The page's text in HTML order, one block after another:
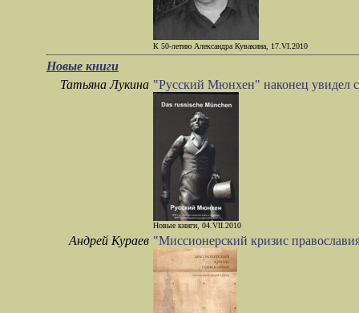
К 50-летию Александра Кувакина, 17.VI.2010
Новые книги
Татьяна Лукина "Русский Мюнхен" наконец увидел
Новые книги, 04.VII.2010
Андрей Кураев "Миссионерский кризис